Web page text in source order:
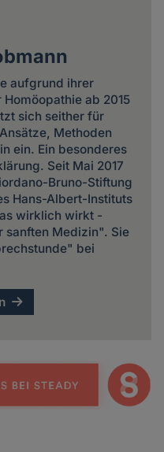
aufgrund ihrer
ab 2015
sich seither für
Methoden
ein. Ein besonderes
Seit Mai 2017
Bruno-Stiftung
Hans-Albert-Instituts
wirklich wirkt -
sanften Medizin". Sie
bei